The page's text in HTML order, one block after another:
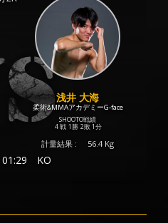
浅井 大海
柔術&MMAアカデミーG-face
SHOOTO戦績
4 戦 1勝 2敗 1分
計量結果 : 56.4 Kg
01:29 KO